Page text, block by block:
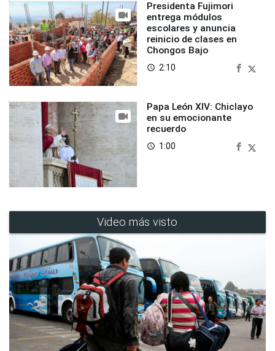
Presidenta Fujimori
entrega módulos
escolares y anuncia
reinicio de clases en
Chongos Bajo
access_time 2:10
Papa León XIV: Chiclayo
en su emocionante
recuerdo
access_time 1:00
Video más visto